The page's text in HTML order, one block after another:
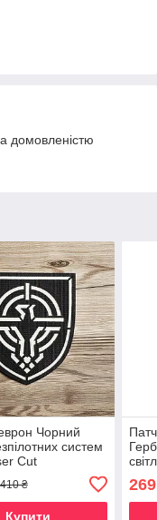
домовленістю
Чорний
систем
Cut
410 ₴
Купити
Герб
269